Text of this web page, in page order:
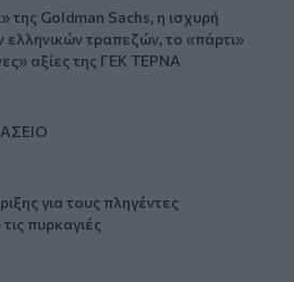
της Goldman Sachs, η ισχυρή
τραπεζών, το «πάρτι»
αξίες της ΓΕΚ ΤΕΡΝΑ
για τους πληγέντες
πυρκαγιές